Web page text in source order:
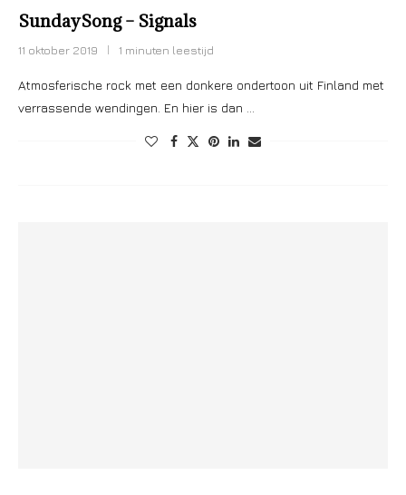
SundaySong – Signals
11 oktober 2019 1 minuten leestijd
Atmosferische rock met een donkere ondertoon uit Finland met
verrassende wendingen. En hier is dan …